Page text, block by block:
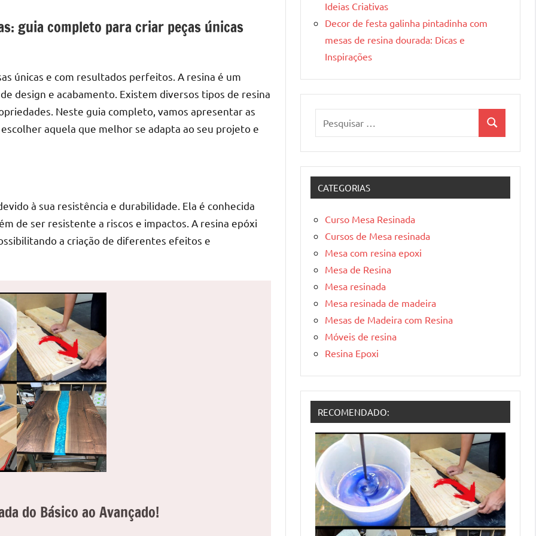
guia completo para criar peças únicas
únicas e com resultados perfeitos. A resina é um
design e acabamento. Existem diversos tipos de resina
Neste guia completo, vamos apresentar as
aquela que melhor se adapta ao seu projeto e
à sua resistência e durabilidade. Ela é conhecida
de ser resistente a riscos e impactos. A resina epóxi
a criação de diferentes efeitos e
do Básico ao Avançado!
Ideias Criativas
Decor de festa galinha pintadinha com
mesas de resina dourada: Dicas e
Inspirações
Pesquisa
CATEGORIAS
Curso Mesa Resinada
Cursos de Mesa resinada
Mesa com resina epoxi
Mesa de Resina
Mesa resinada
Mesa resinada de madeira
Mesas de Madeira com Resina
Móveis de resina
Resina Epoxi
RECOMENDADO: